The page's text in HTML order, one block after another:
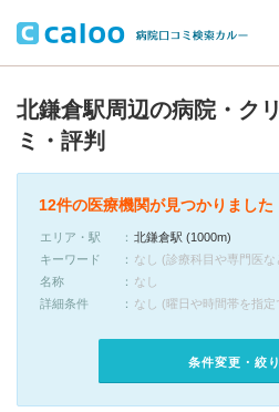
北鎌倉駅周辺の病院・ク
ミ・評判
12件の医療機関が見つかりました
エリア・駅
北鎌倉駅 (1000m)
キーワード
なし (診療科目や専門医
名称
なし
詳細条件
なし (曜日や時間帯を指定
条件変更・絞